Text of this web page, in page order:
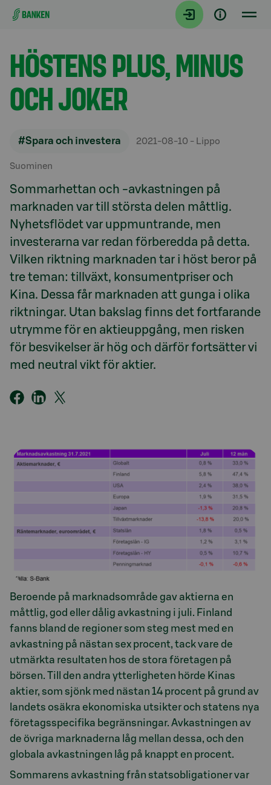
Gå direkt till innehållet
Artiklar
HÖSTENS PLUS, MINUS
OCH JOKER
#Spara och investera 2021-08-10 - Lippo
Suominen
Sommarhettan och -avkastningen på
marknaden var till största delen måttlig.
Nyhetsflödet var uppmuntrande, men
investerarna var redan förberedda på detta.
Vilken riktning marknaden tar i höst beror på
tre teman: tillväxt, konsumentpriser och
Kina. Dessa får marknaden att gunga i olika
riktningar. Utan bakslag finns det fortfarande
utrymme för en aktieuppgång, men risken
för besvikelser är hög och därför fortsätter vi
med neutral vikt för aktier.
Beroende på marknadsområde gav aktierna en
måttlig, god eller dålig avkastning i juli. Finland
fanns bland de regioner som steg mest med en
avkastning på nästan sex procent, tack vare de
utmärkta resultaten hos de stora företagen på
börsen. Till den andra ytterligheten hörde Kinas
aktier, som sjönk med nästan 14 procent på grund av
landets osäkra ekonomiska utsikter och statens nya
företagsspecifika begränsningar. Avkastningen av
de övriga marknaderna låg mellan dessa, och den
globala avkastningen låg på knappt en procent.
Sommarens avkastning från statsobligationer var